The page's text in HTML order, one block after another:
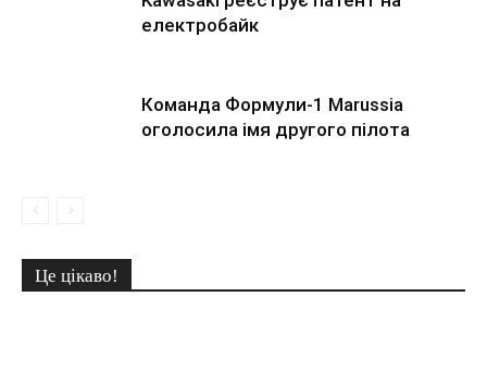
електробайк
Команда Формули-1 Marussia
оголосила імя другого пілота
Це цікаво!